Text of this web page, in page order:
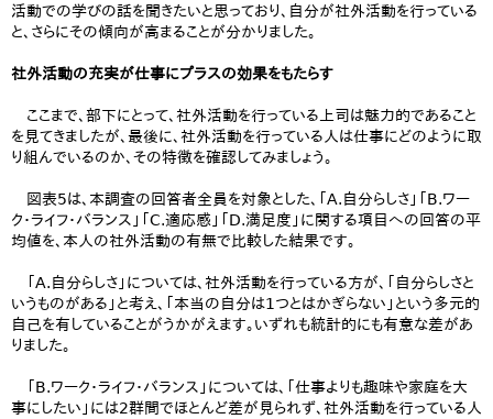
活動での学びの話を聞きたいと思っており、自分が社外活動を行っている
と、さらにその傾向が高まることが分かりました。
社外活動の充実が仕事にプラスの効果をもたらす
ここまで、部下にとって、社外活動を行っている上司は魅力的であること
を見てきましたが、最後に、社外活動を行っている人は仕事にどのように取
り組んでいるのか、その特徴を確認してみましょう。
図表5は、本調査の回答者全員を対象とした、「A.自分らしさ」「B.ワー
ク・ライフ・バランス」「C.適応感」「D.満足度」に関する項目への回答の平
均値を、本人の社外活動の有無で比較した結果です。
「A.自分らしさ」については、社外活動を行っている方が、「自分らしさと
いうものがある」と考え、「本当の自分は1つとはかぎらない」という多元的
自己を有していることがうかがえます。いずれも統計的にも有意な差があ
りました。
「B.ワーク・ライフ・バランス」については、「仕事よりも趣味や家庭を大
事にしたい」には2群間でほとんど差が見られず、社外活動を行っている人